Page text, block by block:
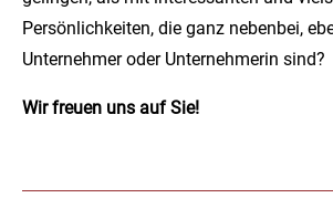
Persönlichkeiten, die ganz nebenbei,
Unternehmer oder Unternehmerin sind?
Wir freuen uns auf Sie!